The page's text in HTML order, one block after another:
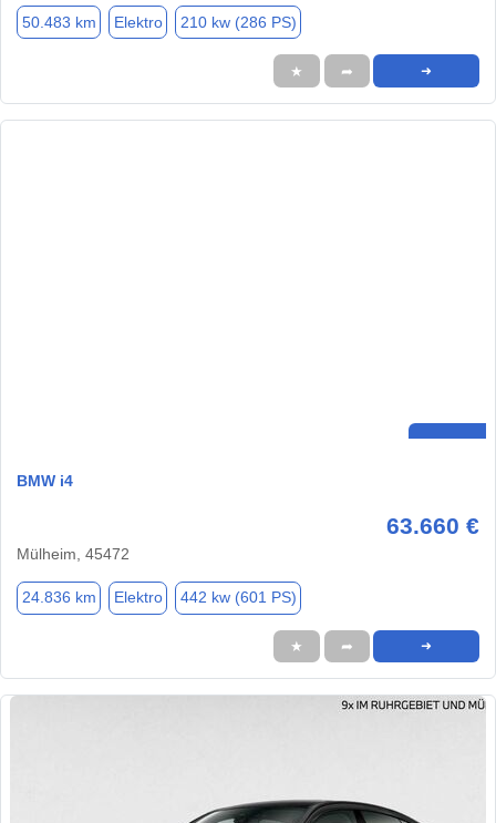
50.483 km Elektro 210 kw (286 PS)
★ ➦ ➜
BMW i4
63.660 €
Mülheim, 45472
24.836 km Elektro 442 kw (601 PS)
★ ➦ ➜